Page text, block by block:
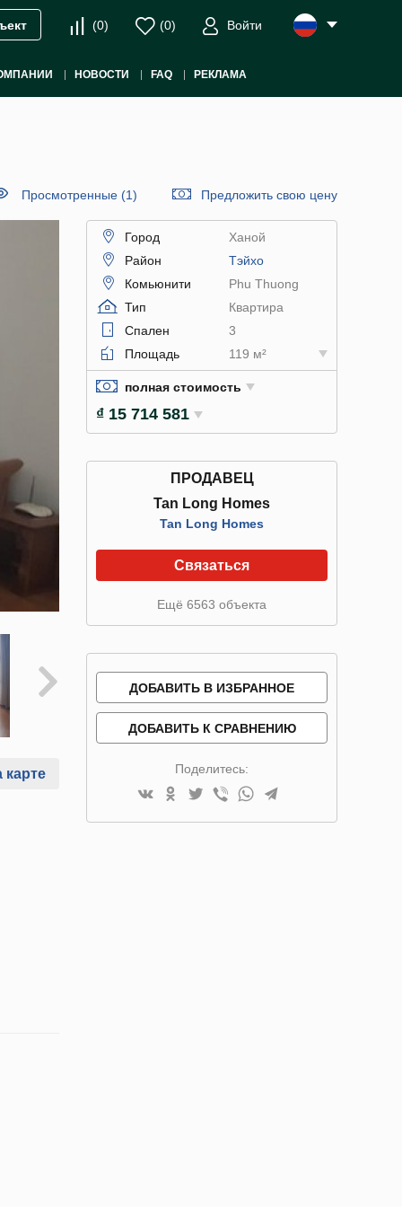
(0) (0) Войти
НОВОСТИ FAQ РЕКЛАМА
Просмотренные (1) Предложить свою цену
карте
Город
Ханой
Район
Тэйхо
Комьюнити
Phu Thuong
Тип
Квартира
Спален
3
Площадь
119 м²
полная стоимость
₫ 15 714 581
ПРОДАВЕЦ
Tan Long Homes
Tan Long Homes
Связаться
Ещё 6563 объекта
ДОБАВИТЬ В ИЗБРАННОЕ
ДОБАВИТЬ К СРАВНЕНИЮ
Поделитесь: